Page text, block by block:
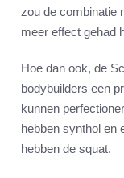
zou de combinatie
meer effect gehad
Hoe dan ook, de
bodybuilders een
kunnen
hebben synthol en
hebben de squat.